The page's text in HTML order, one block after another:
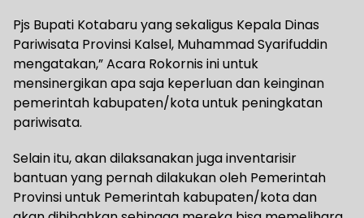
Pjs Bupati Kotabaru yang sekaligus Kepala Dinas
Pariwisata Provinsi Kalsel, Muhammad Syarifuddin
mengatakan,” Acara Rokornis ini untuk
mensinergikan apa saja keperluan dan keinginan
pemerintah kabupaten/kota untuk peningkatan
pariwisata.
Selain itu, akan dilaksanakan juga inventarisir
bantuan yang pernah dilakukan oleh Pemerintah
Provinsi untuk Pemerintah kabupaten/kota dan